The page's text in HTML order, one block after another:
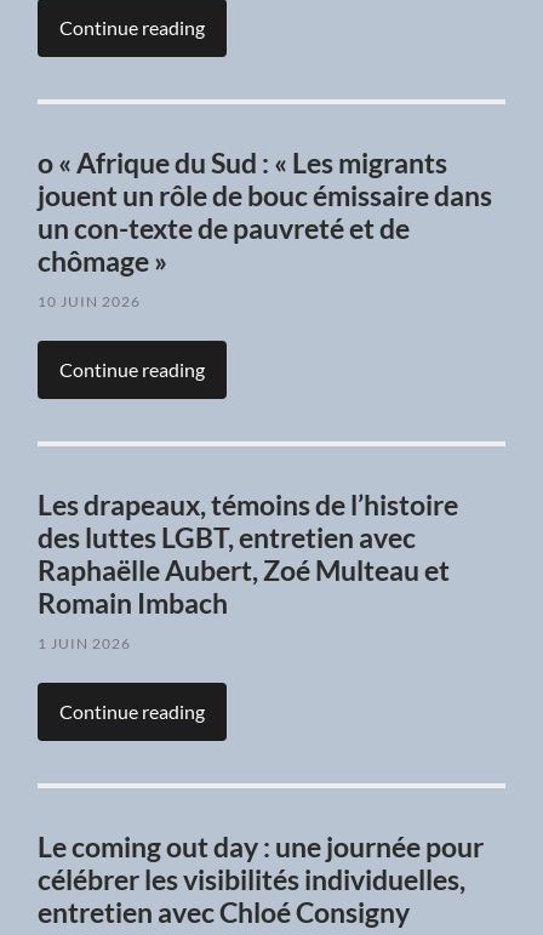
Continue reading
o « Afrique du Sud : « Les migrants
jouent un rôle de bouc émissaire dans
un con-texte de pauvreté et de
chômage »
10 JUIN 2026
Continue reading
Les drapeaux, témoins de l’histoire
des luttes LGBT, entretien avec
Raphaëlle Aubert, Zoé Multeau et
Romain Imbach
1 JUIN 2026
Continue reading
Le coming out day : une journée pour
célébrer les visibilités individuelles,
entretien avec Chloé Consigny